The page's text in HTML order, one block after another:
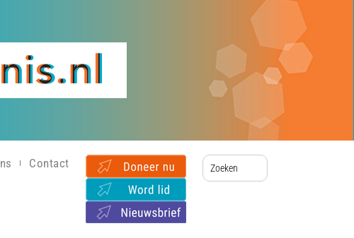
Contact